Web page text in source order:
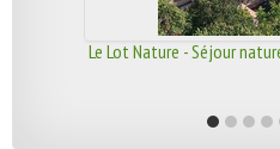
Le Lot Nature - Séjour